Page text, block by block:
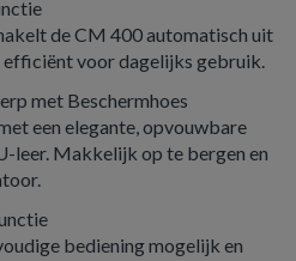
de CM 400 automatisch uit
efficiënt voor dagelijks gebruik.
met Beschermhoes
een elegante, opvouwbare
leer. Makkelijk op te bergen en
bediening mogelijk en